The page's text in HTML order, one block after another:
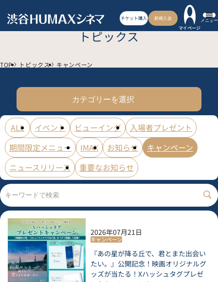
チケット購入
新規入会
マイページ
メニュー
トピックス
TOP トピックス キャンペーン
カテゴリーを選択
ALL イベント ビューイング
入場者プレゼント
期間限定メニュー
IMAX お知らせ
キャンペーン
ニュースリリース
重要なお知らせ
2026年07月21日
キャンペーン
『あの星が降る丘で、君とまた出会い
たい。』公開記念！映画オリジナルグ
ッズが当たる！Xハッシュタグプレゼ